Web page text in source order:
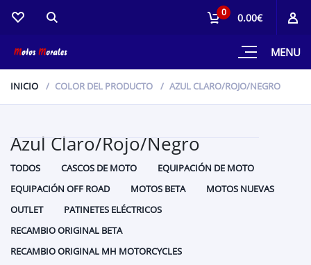
MENU
0 0.00€
INICIO COLOR DEL PRODUCTO AZUL CLARO/ROJO/NEGRO
Azul Claro/Rojo/Negro
TODOS CASCOS DE MOTO
EQUIPACIÓN DE MOTO
EQUIPACIÓN OFF ROAD
MOTOS BETA
MOTOS NUEVAS
OUTLET
PATINETES ELÉCTRICOS
RECAMBIO ORIGINAL BETA
RECAMBIO ORIGINAL MH MOTORCYCLES